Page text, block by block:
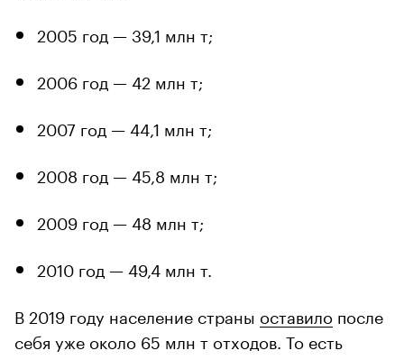
2005 год — 39,1 млн т;
2006 год — 42 млн т;
2007 год — 44,1 млн т;
2008 год — 45,8 млн т;
2009 год — 48 млн т;
2010 год — 49,4 млн т.
В 2019 году население страны оставило после
себя уже около 65 млн т отходов. То есть